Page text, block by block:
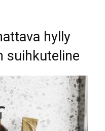
hylly
suihkuteline